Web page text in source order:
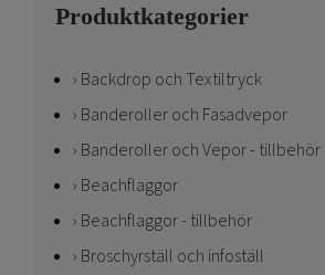
Produktkategorier
Backdrop och Textiltryck
Banderoller och Fasadvepor
Banderoller och Vepor - tillbehör
Beachflaggor
Beachflaggor - tillbehör
Broschyrställ och infoställ